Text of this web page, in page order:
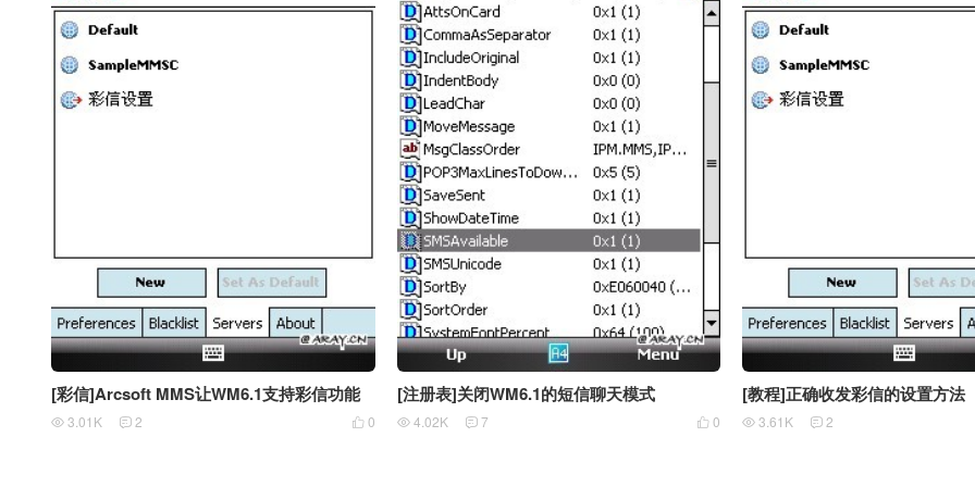
[彩信]Arcsoft MMS让WM6.1支持彩信功能
 0
 3.01K  2
[注册表]关闭WM6.1的短信聊天模式
 0
 4.02K  7
[教程]正确收发彩信的设置方法
 3.61K  2